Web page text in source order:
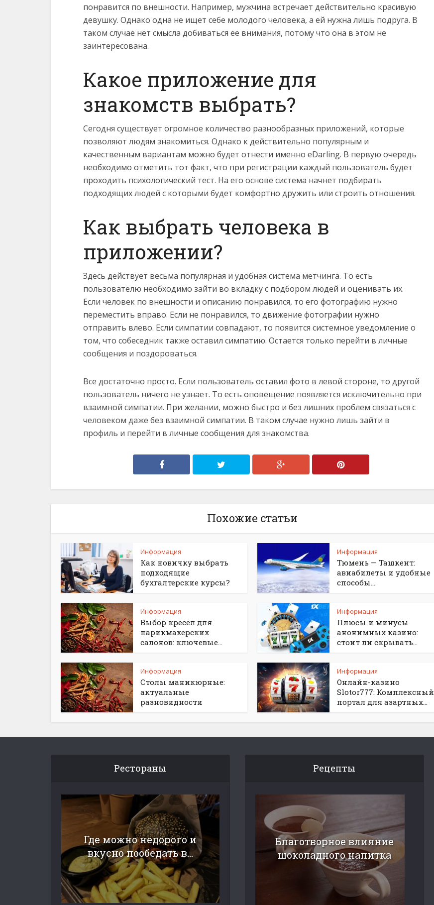
понравится по внешности. Например, мужчина встречает действительно красивую
девушку. Однако одна не ищет себе молодого человека, а ей нужна лишь подруга. В
таком случае нет смысла добиваться ее внимания, потому что она в этом не
заинтересована.
Какое приложение для
знакомств выбрать?
Сегодня существует огромное количество разнообразных приложений, которые
позволяют людям знакомиться. Однако к действительно популярным и
качественным вариантам можно будет отнести именно eDarling. В первую очередь
необходимо отметить тот факт, что при регистрации каждый пользователь будет
проходить психологический тест. На его основе система начнет подбирать
подходящих людей с которыми будет комфортно дружить или строить отношения.
Как выбрать человека в
приложении?
Здесь действует весьма популярная и удобная система метчинга. То есть
пользователю необходимо зайти во вкладку с подбором людей и оценивать их.
Если человек по внешности и описанию понравился, то его фотографию нужно
переместить вправо. Если не понравился, то движение фотографии нужно
отправить влево. Если симпатии совпадают, то появится системное уведомление о
том, что собеседник также оставил симпатию. Остается только перейти в личные
сообщения и поздороваться.
Все достаточно просто. Если пользователь оставил фото в левой стороне, то другой
пользователь ничего не узнает. То есть оповещение появляется исключительно при
взаимной симпатии. При желании, можно быстро и без лишних проблем связаться с
человеком даже без взаимной симпатии. В таком случае нужно лишь зайти в
профиль и перейти в личные сообщения для знакомства.
Похожие статьи
Информация
Как новичку выбрать
подходящие
бухгалтерские курсы?
Информация
Тюмень — Ташкент:
авиабилеты и удобные
способы...
Информация
Выбор кресел для
парикмахерских
салонов: ключевые...
Информация
Плюсы и минусы
анонимных казино:
стоит ли скрывать...
Информация
Столы маникюрные:
актуальные
разновидности
Информация
Онлайн-казино
Slotor777: Комплексный
портал для азартных...
Рестораны
Где можно недорого и
вкусно пообедать в...
Рецепты
Благотворное влияние
шоколадного напитка